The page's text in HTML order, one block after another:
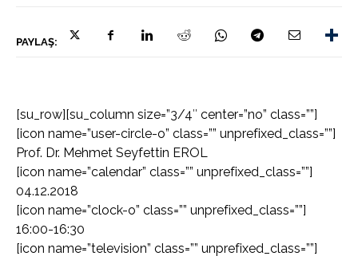
PAYLAŞ:
[su_row][su_column size=”3/4″ center=”no” class=””]
[icon name=”user-circle-o” class=”” unprefixed_class=””]
Prof. Dr. Mehmet Seyfettin EROL
[icon name=”calendar” class=”” unprefixed_class=””]
04.12.2018
[icon name=”clock-o” class=”” unprefixed_class=””]
16:00-16:30
[icon name=”television” class=”” unprefixed_class=””]